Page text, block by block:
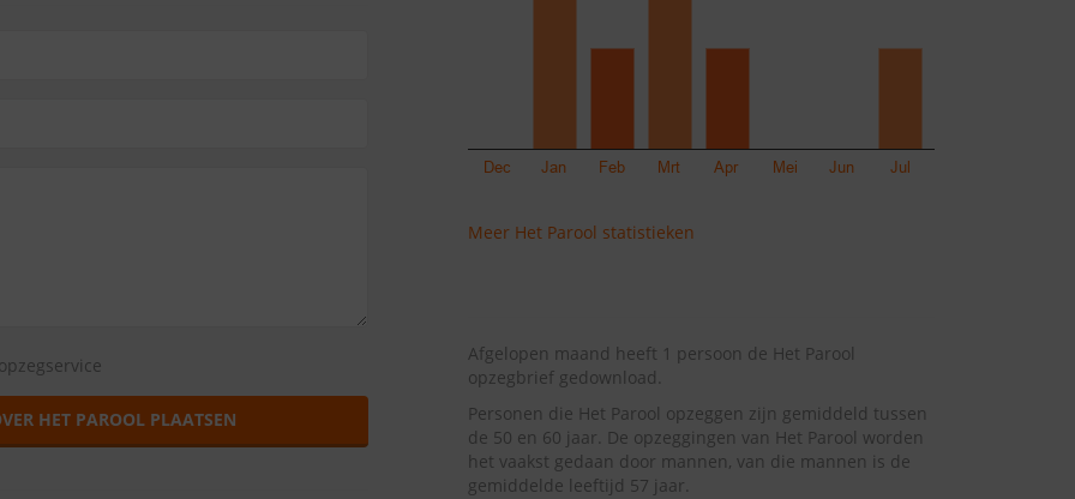
HET PAROOL PLAATSEN
Meer Het Parool statistieken
Afgelopen maand heeft 1 persoon de Het Parool
opzegbrief gedownload.
Personen die Het Parool opzeggen zijn gemiddeld tussen
de 50 en 60 jaar. De opzeggingen van Het Parool worden
het vaakst gedaan door mannen, van die mannen is de
gemiddelde leeftijd 57 jaar.